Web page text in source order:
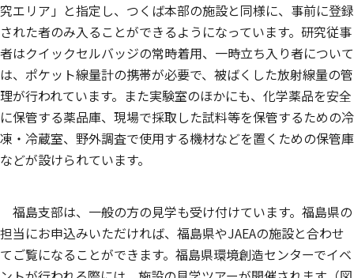
究エリア」と指定し、つくば本部の施設と同様に、事前に登録
された者のみ入ることができるようになっています。研究従事
者はクイックセルバッジの常時着用、一時立ち入り者について
は、ポケット線量計の携帯が必要で、被ばくした放射線量の管
理が行われています。また実験室のほかにも、化学薬品を安全
に保管する薬品庫、現場で採取した試料等を保管するための冷
凍・冷蔵室、野外調査で使用する機材などを置くための保管庫
などが設けられています。
福島支部は、一般の方の見学も受け付けています。福島県の
担当にお申込みいただければ、福島県やJAEAの施設と合わせ
てご覧になることができます。福島県環境創造センターでイベ